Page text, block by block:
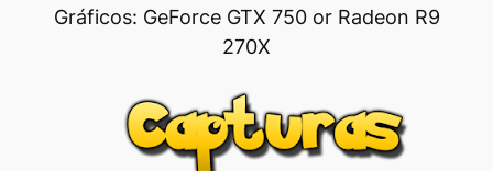
Gráficos: GeForce GTX 750 or Radeon R9
270X